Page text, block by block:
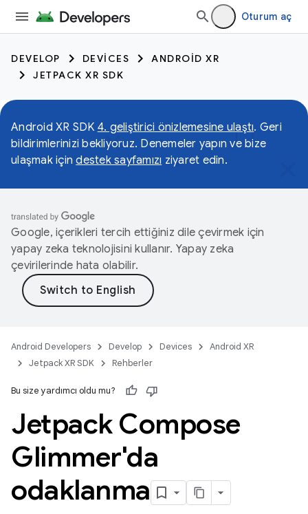
Oturum aç
DEVELOP DEVICES
ANDROID XR
JETPACK XR SDK
Android XR SDK 4. geliştirici önizlemesine ulaştı. Geri
bildirimlerinizi bekliyoruz. Denemeler yapın ve bize
ulaşmak içindestek sayfamızı ziyaret edin.
Google, içerikleri tercih ettiğiniz dile çevirmek için
yapay zeka teknolojisini kullanır. Yapay zeka
çevirilerinde hata olabilir.
Android Developers Develop Devices
Android XR
Jetpack XR SDK
Rehberler
Bu size yardımcı oldu mu?
Jetpack Compose
Glimmer'da
odaklanma